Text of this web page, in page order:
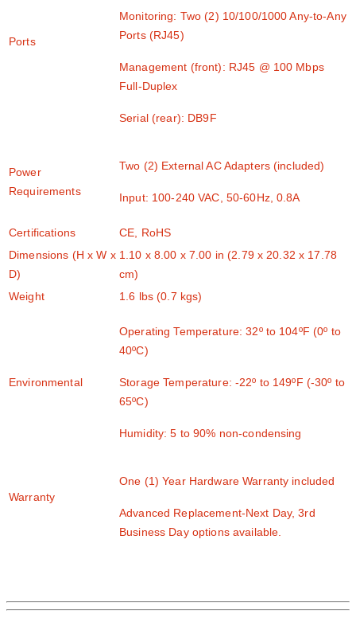
Ports
Monitoring: Two (2) 10/100/1000 Any-to-Any
Ports (RJ45)
Management (front): RJ45 @ 100 Mbps
Full-Duplex
Serial (rear): DB9F
Power
Requirements
Two (2) External AC Adapters (included)
Input: 100-240 VAC, 50-60Hz, 0.8A
Certifications
CE, RoHS
Dimensions (H x W x
D)
1.10 x 8.00 x 7.00 in (2.79 x 20.32 x 17.78
cm)
Weight
1.6 lbs (0.7 kgs)
Environmental
Operating Temperature: 32º to 104ºF (0º to
40ºC)
Storage Temperature: -22º to 149ºF (-30º to
65ºC)
Humidity: 5 to 90% non-condensing
Warranty
One (1) Year Hardware Warranty included
Advanced Replacement-Next Day, 3rd
Business Day options available.